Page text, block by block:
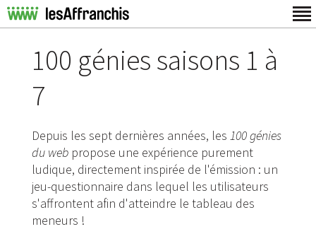
100 génies saisons 1 à
7
Depuis les sept dernières années, les 100 génies
du webpropose une expérience purement
ludique, directement inspirée de l'émission : un
jeu-questionnaire dans lequel les utilisateurs
s'affrontent afin d'atteindre le tableau des
meneurs !